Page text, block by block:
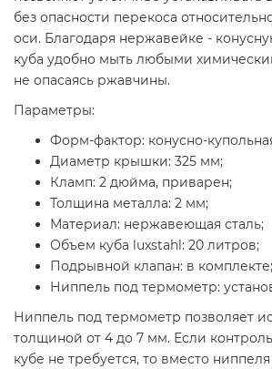
без опасности перекоса
оси. Благодаря нержавейке -
куба удобно мыть любыми
не опасаясь ржавчины.
Параметры:
Форм-фактор: конусно-
Диаметр крышки: 325 мм;
Кламп: 2 дюйма, приварен;
Толщина металла: 2 мм;
Материал: нержавеющая сталь;
Объем куба luxstahl: 20 литров;
Подрывной клапан: в комплекте;
Ниппель под термометр:
Ниппель под термометр позволяет
толщиной от 4 до 7 мм. Если
кубе не требуется, то вместо